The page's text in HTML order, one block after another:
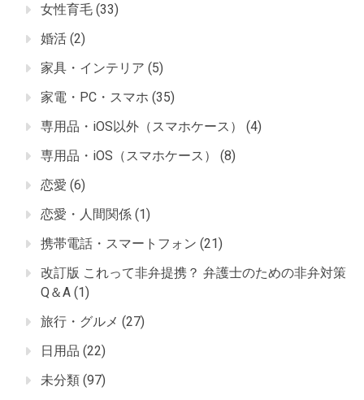
女性育毛 (33)
婚活 (2)
家具・インテリア (5)
家電・PC・スマホ (35)
専用品・iOS以外（スマホケース）
(4)
専用品・iOS（スマホケース）
(8)
恋愛 (6)
恋愛・人間関係 (1)
携帯電話・スマートフォン (21)
改訂版 これって非弁提携？ 弁護士のための非弁対策
Q＆A (1)
旅行・グルメ (27)
日用品 (22)
未分類 (97)